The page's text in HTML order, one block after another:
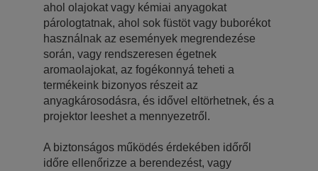
ahol olajokat vagy kémiai anyagokat
párologtatnak, ahol sok füstöt vagy buborékot
használnak az események megrendezése
során, vagy rendszeresen égetnek
aromaolajokat, az fogékonnyá teheti a
termékeink bizonyos részeit az
anyagkárosodásra, és idővel eltörhetnek, és a
projektor leeshet a mennyezetről.
A biztonságos működés érdekében időről
időre ellenőrizze a berendezést, vagy